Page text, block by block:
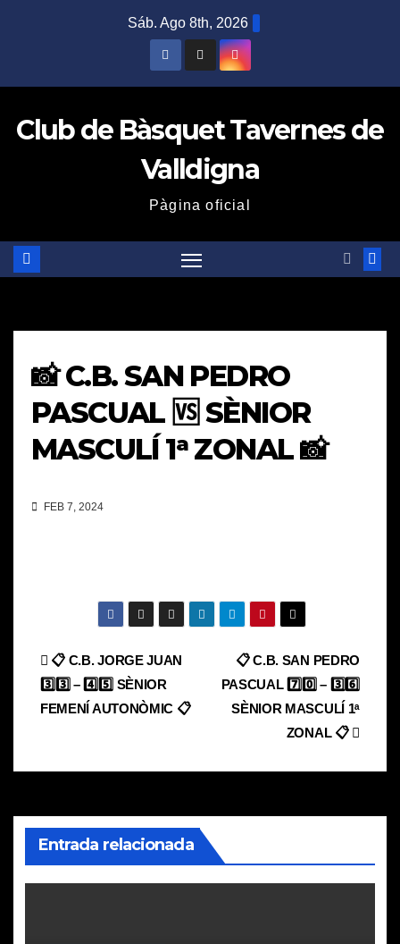
Sáb. Ago 8th, 2026
Club de Bàsquet Tavernes de
Valldigna
Pàgina oficial
📸 C.B. SAN PEDRO
PASCUAL 🆚 SÈNIOR
MASCULÍ 1ᵃ ZONAL 📸
FEB 7, 2024
Navegación
de
📋 C.B. SAN PEDRO
PASCUAL 7️⃣0️⃣ – 3️⃣6️⃣
SÈNIOR MASCULÍ 1ᵃ
ZONAL 📋
📋 C.B. JORGE JUAN
3️⃣3️⃣ – 4️⃣5️⃣ SÈNIOR
FEMENÍ AUTONÒMIC 📋
Entrada relacionada